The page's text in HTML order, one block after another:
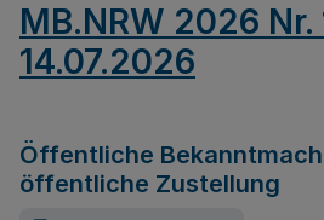
MB.NRW 2026 Nr.
14.07.2026
Öffentliche
öffentliche Zustellung